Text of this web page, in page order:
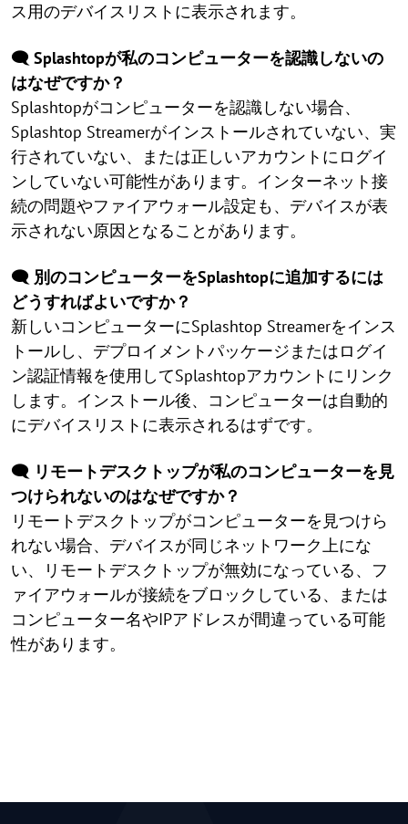
ス用のデバイスリストに表示されます。
🗨️ Splashtopが私のコンピューターを認識しないの
はなぜですか？
Splashtopがコンピューターを認識しない場合、
Splashtop Streamerがインストールされていない、実
行されていない、または正しいアカウントにログイ
ンしていない可能性があります。インターネット接
続の問題やファイアウォール設定も、デバイスが表
示されない原因となることがあります。
🗨️ 別のコンピューターをSplashtopに追加するには
どうすればよいですか？
新しいコンピューターにSplashtop Streamerをインス
トールし、デプロイメントパッケージまたはログイ
ン認証情報を使用してSplashtopアカウントにリンク
します。インストール後、コンピューターは自動的
にデバイスリストに表示されるはずです。
🗨️ リモートデスクトップが私のコンピューターを見
つけられないのはなぜですか？
リモートデスクトップがコンピューターを見つけら
れない場合、デバイスが同じネットワーク上にな
い、リモートデスクトップが無効になっている、フ
ァイアウォールが接続をブロックしている、または
コンピューター名やIPアドレスが間違っている可能
性があります。